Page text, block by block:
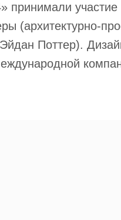
принимали участие
(архитектурно-
Поттер).